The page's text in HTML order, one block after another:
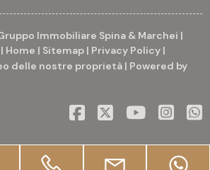
Immobiliare Spina & Marchei |
Home | Sitemap | Privacy Policy |
delle nostre proprietà | Powered by